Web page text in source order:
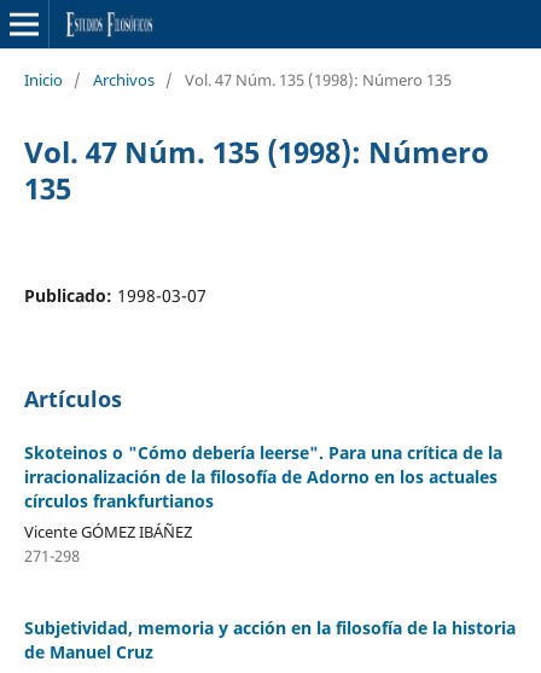
Inicio / Archivos / Vol. 47 Núm. 135 (1998): Número 135
Vol. 47 Núm. 135 (1998): Número
135
Publicado: 1998-03-07
Artículos
Skoteinos o "Cómo debería leerse". Para una crítica de la
irracionalización de la filosofía de Adorno en los actuales
círculos frankfurtianos
Vicente GÓMEZ IBÁÑEZ
271-298
Subjetividad, memoria y acción en la filosofía de la historia
de Manuel Cruz